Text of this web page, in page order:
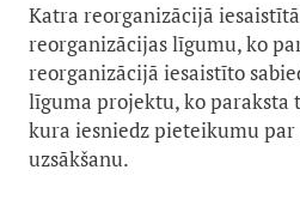
Katra reorganizācijā
reorganizācijas līgumu, ko
reorganizācijā iesaistīto
līguma projektu, ko paraksta
kura iesniedz pieteikumu
uzsākšanu.